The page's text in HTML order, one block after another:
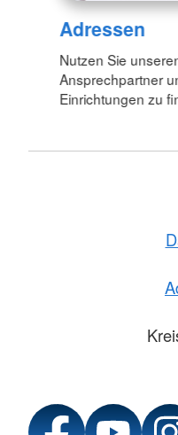
Adressen
Nutzen Sie
Ansprechpartner
Einrichtungen zu